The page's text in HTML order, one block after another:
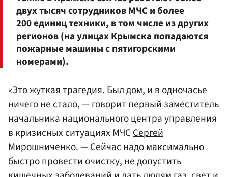
двух тысяч сотрудников МЧС и более
200 единиц техники, в том числе из других
регионов (на улицах Крымска попадаются
пожарные машины с пятигорскими
номерами).
«Это жуткая трагедия. Был дом, и в одночасье
ничего не стало, — говорит первый заместитель
начальника национального центра управления
в кризисных ситуациях МЧССергей
Мирошниченко. — Сейчас надо максимально
быстро провести очистку, не допустить